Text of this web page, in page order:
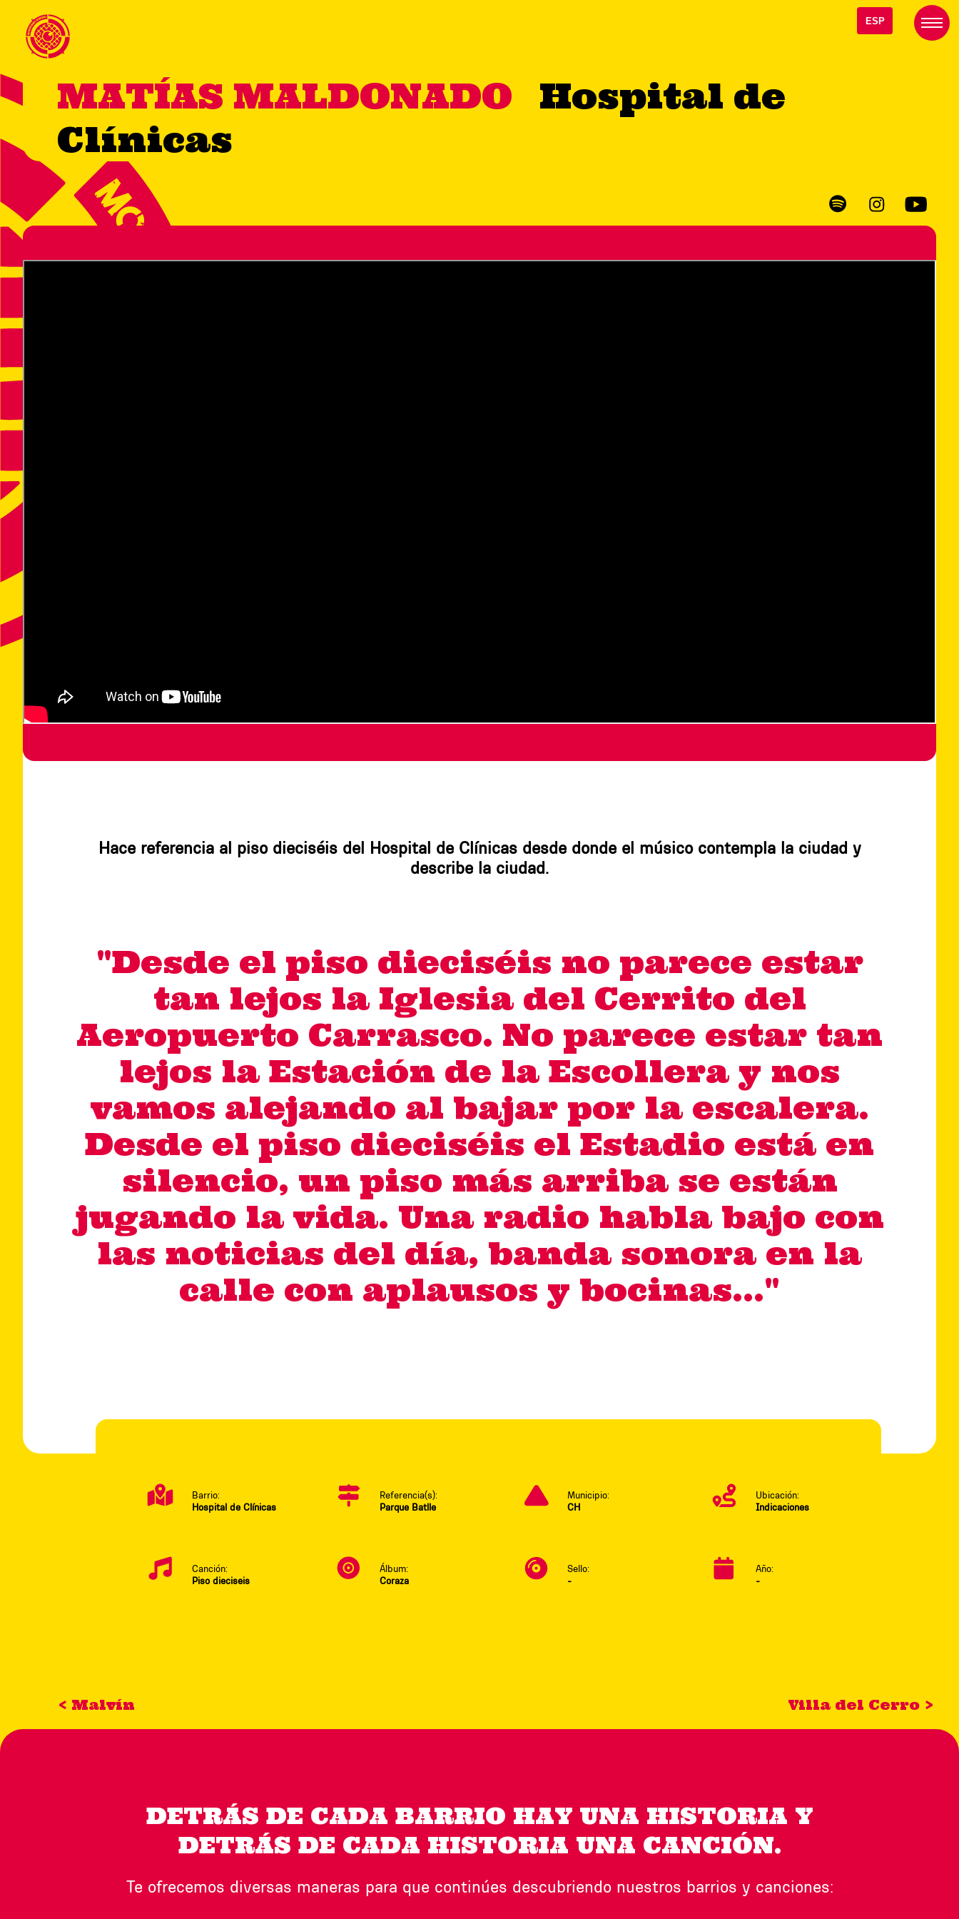
ESP
MATÍAS MALDONADO
Hospital de
Clínicas
Hace referencia al piso dieciséis del Hospital de Clínicas desde donde el músico contempla la ciudad y
describe la ciudad.
"Desde el piso dieciséis no parece estar
tan lejos la Iglesia del Cerrito del
Aeropuerto Carrasco. No parece estar tan
lejos la Estación de la Escollera y nos
vamos alejando al bajar por la escalera.
Desde el piso dieciséis el Estadio está en
silencio, un piso más arriba se están
jugando la vida. Una radio habla bajo con
las noticias del día, banda sonora en la
calle con aplausos y bocinas..."
Barrio:
Hospital de Clínicas
Referencia(s):
Parque Batlle
Municipio:
CH
Ubicación:
Indicaciones
Canción:
Piso dieciseis
Álbum:
Coraza
Sello:
-
Año:
-
< Malvín Villa del Cerro >
DETRÁS DE CADA BARRIO HAY UNA HISTORIA Y
DETRÁS DE CADA HISTORIA UNA CANCIÓN.
Te ofrecemos diversas maneras para que continúes descubriendo nuestros barrios y canciones: